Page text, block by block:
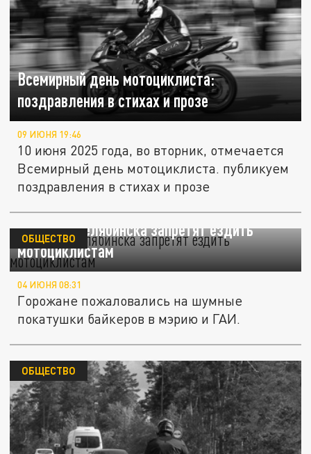
Всемирный день мотоциклиста:
поздравления в стихах и прозе
09 ИЮНЯ 19:46
10 июня 2025 года, во вторник, отмечается
Всемирный день мотоциклиста. публикуем
поздравления в стихах и прозе
В центре Челябинска запретят ездить
мотоциклистам
ОБЩЕСТВО
04 ИЮНЯ 08:31
Горожане пожаловались на шумные
покатушки байкеров в мэрию и ГАИ.
ОБЩЕСТВО